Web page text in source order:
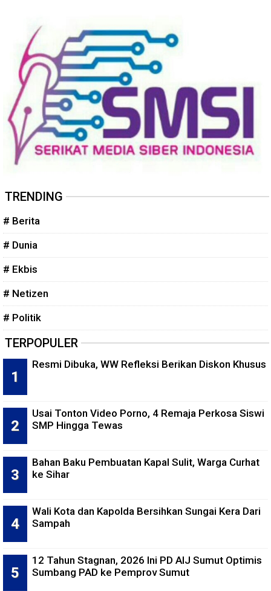
TRENDING
# Berita
# Dunia
# Ekbis
# Netizen
# Politik
TERPOPULER
Resmi Dibuka, WW Refleksi Berikan Diskon Khusus
Usai Tonton Video Porno, 4 Remaja Perkosa Siswi
SMP Hingga Tewas
Bahan Baku Pembuatan Kapal Sulit, Warga Curhat
ke Sihar
Wali Kota dan Kapolda Bersihkan Sungai Kera Dari
Sampah
12 Tahun Stagnan, 2026 Ini PD AIJ Sumut Optimis
Sumbang PAD ke Pemprov Sumut